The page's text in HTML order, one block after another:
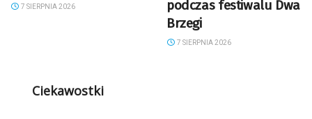
7 SIERPNIA 2026
podczas festiwalu Dwa
Brzegi
7 SIERPNIA 2026
Ciekawostki